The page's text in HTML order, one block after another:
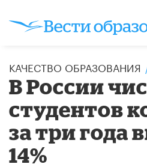
КАЧЕСТВО ОБРАЗОВАНИЯ
В России
студентов
за три года
14%